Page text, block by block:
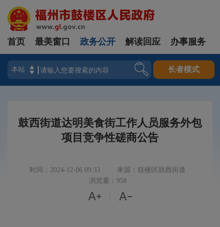
登录
首页 最美窗口 政务公开 解读回应 办事服务
长者模式
鼓西街道达明美食街工作人员服务外包
项目竞争性磋商公告
时间：2024-12-06 09:33
来源：鼓楼区鼓西街道
浏览量：958
 